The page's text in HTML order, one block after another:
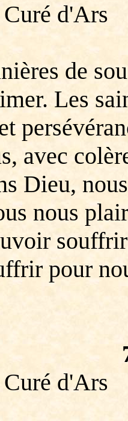
d'Ars
de
Les
avec
Dieu,
nous
pour
d'Ars